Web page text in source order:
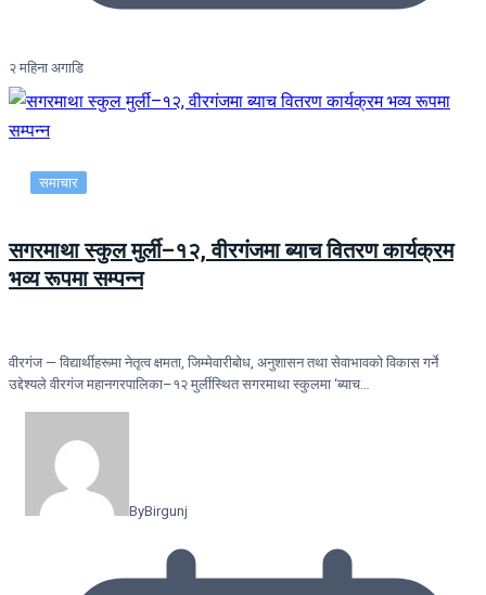
२ महिना अगाडि
समाचार
सगरमाथा स्कुल मुर्ली–१२, वीरगंजमा ब्याच वितरण कार्यक्रम
भव्य रूपमा सम्पन्न
वीरगंज — विद्यार्थीहरूमा नेतृत्व क्षमता, जिम्मेवारीबोध, अनुशासन तथा सेवाभावको विकास गर्ने
उद्देश्यले वीरगंज महानगरपालिका–१२ मुर्लीस्थित सगरमाथा स्कुलमा ‘ब्याच…
ByBirgunj